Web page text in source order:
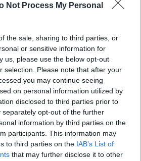
Not Process My Personal
the sale, sharing to third parties, or
or sensitive information for
us, please use the below opt-out
selection. Please note that after your
you may continue seeing
on personal information utilized by
disclosed to third parties prior to
separately opt-out of the further
information by third parties on the
participants. This information may
to third parties on the IAB’s List of
that may further disclose it to other
de grandes fortunas con
con la izquierda dinero al
con el resto de las
fiscal igualitaria en todo el
gobierne
Alemania han acordado poner
de Españapara los
al resto de la Unión un
500.000 millones de euros en
Europa. Ahora que, por fin, los
la mano, en una esquina del
Portugal, en esta querida
nuestra que cantaba Cecilia
y los ultraderechistas
romper para defender los